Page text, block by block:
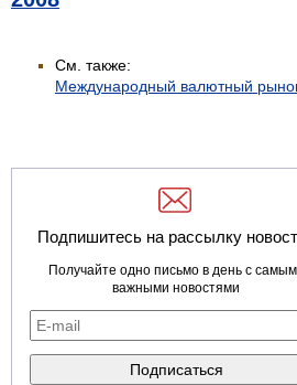
См. также:
Международный валютный
Подпишитесь на рассылку
Получайте одно письмо в день с
важными новостями